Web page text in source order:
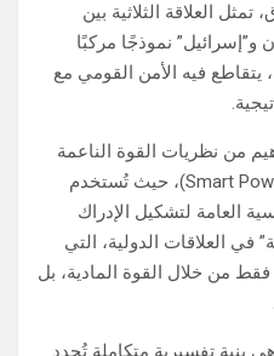
العلاقة الثلاثية بين
و”إسرائيل” نموذجًا مركبًا
فيه الأمن القومي مع
من نظريات القوة الناعمة
(Soft Power) والقوة الذكية (Smart Power)، حيث تُستخدم
العامة لتشكيل الإدراك
في العلاقات الدولية، التي
من خلال القوة المادية، بل
بنية تفسيرية متكاملة تُحدد